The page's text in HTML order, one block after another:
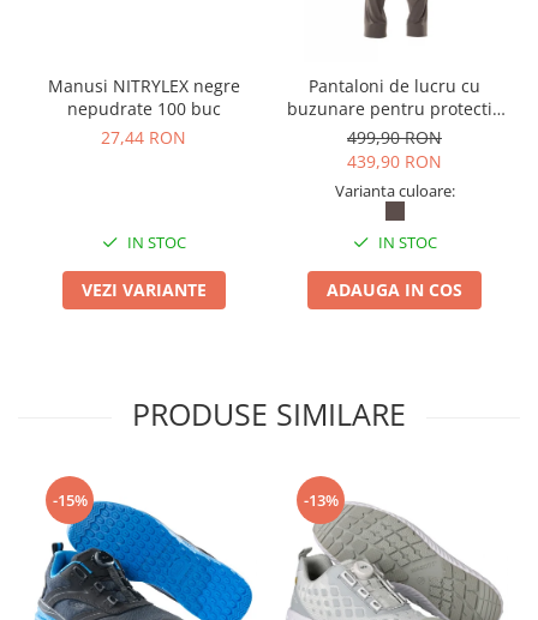
Manusi NITRYLEX negre
nepudrate 100 buc
27,44 RON
IN STOC
VEZI VARIANTE
Pantaloni de lucru cu
buzunare pentru protectie
la genunchi Mascot®
ACCELERATE
499,90 RON
439,90 RON
Varianta culoare:
IN STOC
ADAUGA IN COS
PRODUSE SIMILARE
-15% -13%